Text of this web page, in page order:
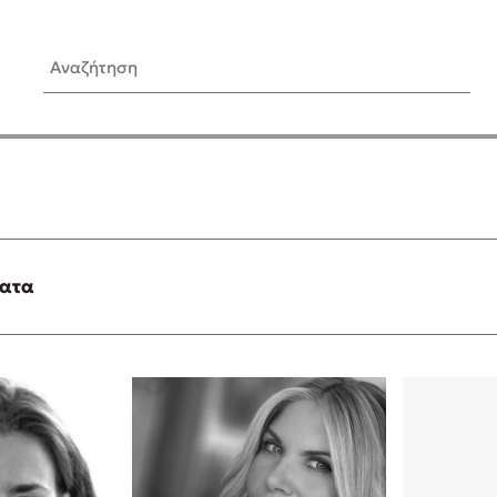
Αναζήτηση
είναι «το πρόβλημα»
αγνοείς
Τι είναι η
Δανάη Δεληγεώργη απαντά!
Συγχαρητήρια, Πέθανες!